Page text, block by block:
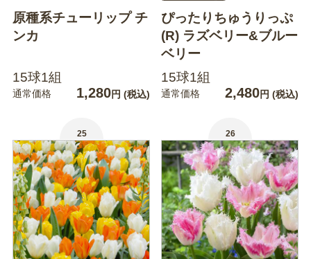
原種系チューリップ チ
ンカ
15球1組
通常価格 1,280円 (税込)
ぴったりちゅうりっぷ
(R) ラズベリー&ブルー
ベリー
15球1組
通常価格 2,480円 (税込)
25 26